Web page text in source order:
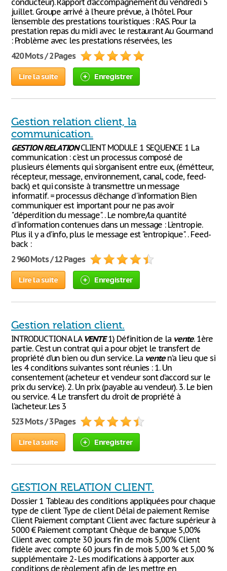
conducteur). Rapport d’accompagnement du vendredi 5
juillet. Groupe arrivé à l’heure prévue, à l’hôtel. Pour
l’ensemble des prestations touristiques : RAS. Pour la
prestation repas du midi avec le restaurant Au Gourmand
: Problème avec les prestations réservées, les
420 Mots / 2 Pages
Lire la suite Enregistrer
Gestion relation client, la
communication.
GESTION RELATIONCLIENT MODULE 1 SEQUENCE 1 La
communication : c'est un processus composé de
plusieurs élements qui s'organisent entre eux, (émétteur,
récepteur, message, environnement, canal, code, feed-
back) et qui consiste à transmettre un message
informatif. = processus d'échange d'information Bien
communiquer est important pour ne pas avoir
"déperdition du message". . Le nombre/la quantité
d'information contenues dans un message : L'entropie.
Plus il y a d'info, plus le message est "entropique". . Feed-
back :
2 960 Mots / 12 Pages
Lire la suite Enregistrer
Gestion relation client.
INTRODUCTION A LA VENTE1) Définition de la vente. 1ère
partie. C’est un contrat qui a pour objet le transfert de
propriété d’un bien ou d’un service. La venten’a lieu que si
les 4 conditions suivantes sont réunies : 1. Un
consentement (acheteur et vendeur sont d’accord sur le
prix du service). 2. Un prix (payable au vendeur). 3. Le bien
ou service. 4. Le transfert du droit de propriété à
l’acheteur. Les 3
523 Mots / 3 Pages
Lire la suite Enregistrer
GESTION RELATION CLIENT.
Dossier 1 Tableau des conditions appliquées pour chaque
type de client Type de client Délai de paiement Remise
Client Paiement comptant Client avec facture supérieur à
5000 € Paiement comptant Chèque de banque 5,00%
Client avec compte 30 jours fin de mois 5,00% Client
fidèle avec compte 60 jours fin de mois 5,00 % et 5,00 %
supplémentaire 2- Les modifications à apporter aux
conditions de règlement afin de les mettre en